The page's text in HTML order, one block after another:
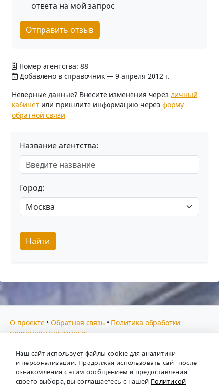
ответа на мой запрос
Отправить отзыв
Номер агентства: 88
Добавлено в справочник — 9 апреля 2012 г.
Неверные данные? Внесите изменения через личный
кабинет или пришлите информацию через форму
обратной связи.
Название агентства:
Город:
Найти
О проекте • Обратная связь • Политика обработки
персональных данных
Мы собираем отзывы, составляем рейтинги и
предоставляем всю информацию о кадровых агентствах
России. Также анализируем ключевые тенденции рынка
труда: отслеживаем динамику зарплат, уровень
Наш сайт использует файлы cookie для аналитики
и персонализации. Продолжая использовать сайт после
ознакомления с этим сообщением и предоставления
своего выбора, вы соглашаетесь с нашей Политикой